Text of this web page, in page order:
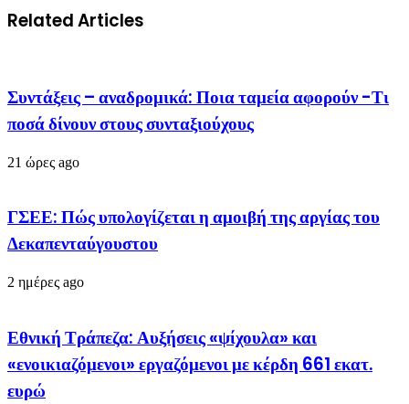
Related Articles
Συντάξεις – αναδρομικά: Ποια ταμεία αφορούν -Τι
ποσά δίνουν στους συνταξιούχους
21 ώρες ago
ΓΣΕΕ: Πώς υπολογίζεται η αμοιβή της αργίας του
Δεκαπενταύγουστου
2 ημέρες ago
Εθνική Τράπεζα: Αυξήσεις «ψίχουλα» και
«ενοικιαζόμενοι» εργαζόμενοι με κέρδη 661 εκατ.
ευρώ